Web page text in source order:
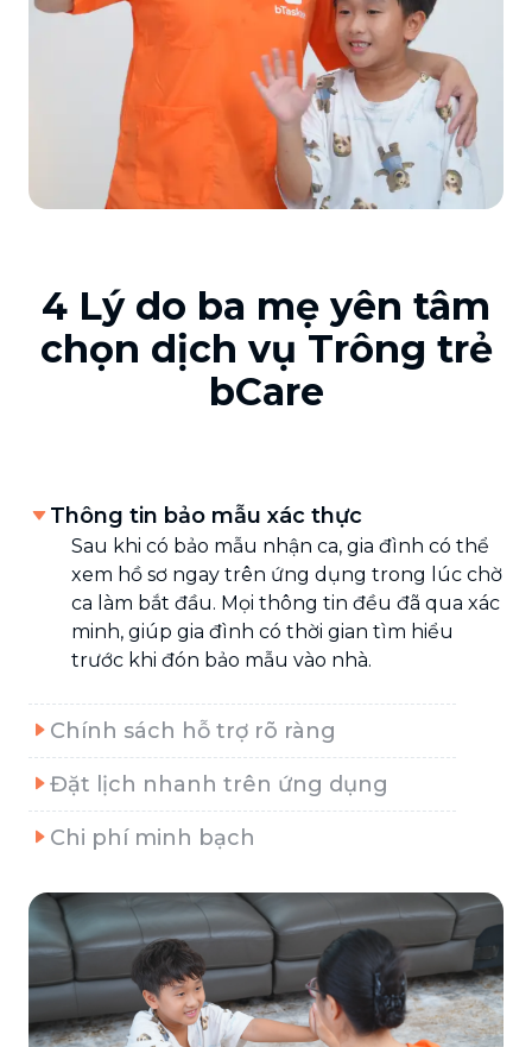
4 Lý do ba mẹ yên tâm
chọn dịch vụ Trông trẻ
bCare
Thông tin bảo mẫu xác thực
Sau khi có bảo mẫu nhận ca, gia đình có thể
xem hồ sơ ngay trên ứng dụng trong lúc chờ
ca làm bắt đầu. Mọi thông tin đều đã qua xác
minh, giúp gia đình có thời gian tìm hiểu
trước khi đón bảo mẫu vào nhà.
Chính sách hỗ trợ rõ ràng
Đặt lịch nhanh trên ứng dụng
Chi phí minh bạch